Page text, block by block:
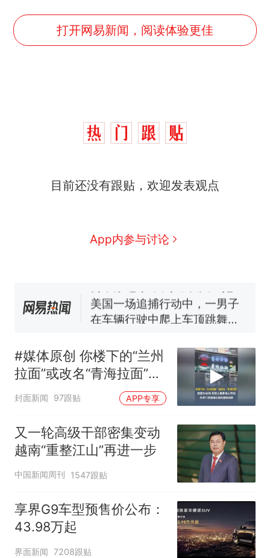
打开网易新闻，阅读体验更佳
目前还没有跟贴，欢迎发表观点
App内参与讨论
哥士兵搬起大石块投向移民引
传，院方回应：喻良教授已卸
任院长一职，不清楚辞职信来
费大厨“全国小炒肉大王”称
号，仅凭视频评出？中国烹饪
140多朵
美国一场追捕行动中，一男子
在车辆行驶中爬上车顶跳舞。
回大海 目击者直呼震惊 （视频
来源：参考消息）
热 西班牙飞地休达边境，摩洛
哥士兵搬起大石块投向移民引
争议，此前一天内数万人从摩
#媒体原创 你楼下的“兰州
拉面”或改名“青海拉面”，
经营约40年，实际上是青
海人开的，天津72家面馆
已集体更换招牌
封面新闻 97跟贴 APP专享
又一轮高级干部密集变动
越南“重整江山”再进一步
中国新闻周刊 1547跟贴
享界G9车型预售价公布：
43.98万起
界面新闻 7208跟贴